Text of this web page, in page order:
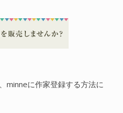
minneに作家登録する方法に